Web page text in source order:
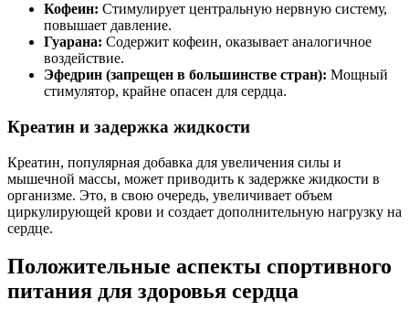
Кофеин: Стимулирует центральную нервную систему,
повышает давление.
Гуарана: Содержит кофеин, оказывает аналогичное
воздействие.
Эфедрин (запрещен в большинстве стран): Мощный
стимулятор, крайне опасен для сердца.
Креатин и задержка жидкости
Креатин, популярная добавка для увеличения силы и
мышечной массы, может приводить к задержке жидкости в
организме. Это, в свою очередь, увеличивает объем
циркулирующей крови и создает дополнительную нагрузку на
сердце.
Положительные аспекты спортивного
питания для здоровья сердца